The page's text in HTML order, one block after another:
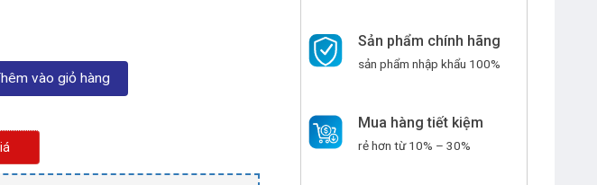
vào giỏ hàng
Sản phẩm chính hãng
sản phẩm nhập khẩu 100%
Mua hàng tiết kiệm
rẻ hơn từ 10% – 30%